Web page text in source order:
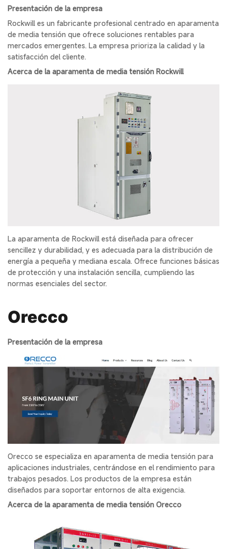
Presentación de la empresa
Rockwill es un fabricante profesional centrado en aparamenta
de media tensión que ofrece soluciones rentables para
mercados emergentes. La empresa prioriza la calidad y la
satisfacción del cliente.
Acerca de la aparamenta de media tensión Rockwill
La aparamenta de Rockwill está diseñada para ofrecer
sencillez y durabilidad, y es adecuada para la distribución de
energía a pequeña y mediana escala. Ofrece funciones básicas
de protección y una instalación sencilla, cumpliendo las
normas esenciales del sector.
Orecco
Presentación de la empresa
Orecco se especializa en aparamenta de media tensión para
aplicaciones industriales, centrándose en el rendimiento para
trabajos pesados. Los productos de la empresa están
diseñados para soportar entornos de alta exigencia.
Acerca de la aparamenta de media tensión Orecco